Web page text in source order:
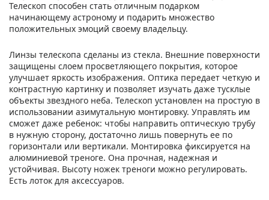
Телескоп способен стать отличным подарком
начинающему астроному и подарить множество
положительных эмоций своему владельцу.
Линзы телескопа сделаны из стекла. Внешние поверхности
защищены слоем просветляющего покрытия, которое
улучшает яркость изображения. Оптика передает четкую и
контрастную картинку и позволяет изучать даже тусклые
объекты звездного неба. Телескоп установлен на простую в
использовании азимутальную монтировку. Управлять им
сможет даже ребенок: чтобы направить оптическую трубу
в нужную сторону, достаточно лишь повернуть ее по
горизонтали или вертикали. Монтировка фиксируется на
алюминиевой треноге. Она прочная, надежная и
устойчивая. Высоту ножек треноги можно регулировать.
Есть лоток для аксессуаров.